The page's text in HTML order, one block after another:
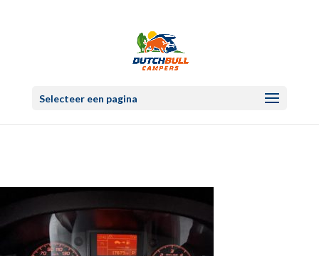
Selecteer een pagina